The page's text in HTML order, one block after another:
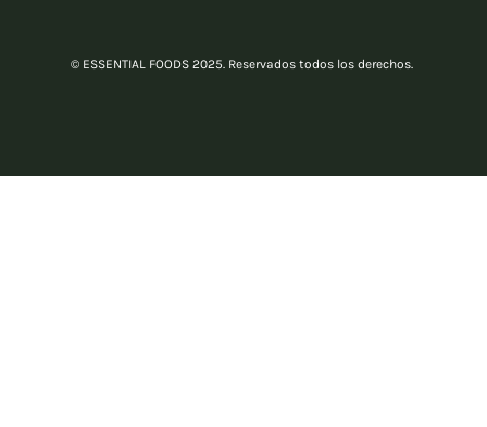
© ESSENTIAL FOODS 2025. Reservados todos los derechos.